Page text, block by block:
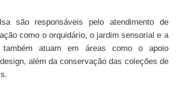
são responsáveis pelo atendimento de
como o orquidário, o jardim sensorial e a
atuam em áreas como o apoio
além da conservação das coleções de